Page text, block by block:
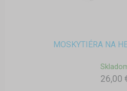
MOSKYTIÉRA NA
26,00